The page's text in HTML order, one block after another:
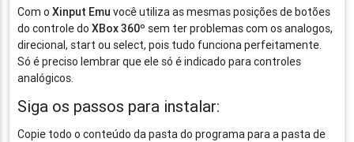
Com oXinput Emu você utiliza as mesmas posições de botões
do controle doXBox 360º sem ter problemas com os analogos,
direcional, start ou select, pois tudo funciona perfeitamente.
Só é preciso lembrar que ele só é indicado para controles
analógicos.
Siga os passos para instalar:
Copie todo o conteúdo da pasta do programa para a pasta de